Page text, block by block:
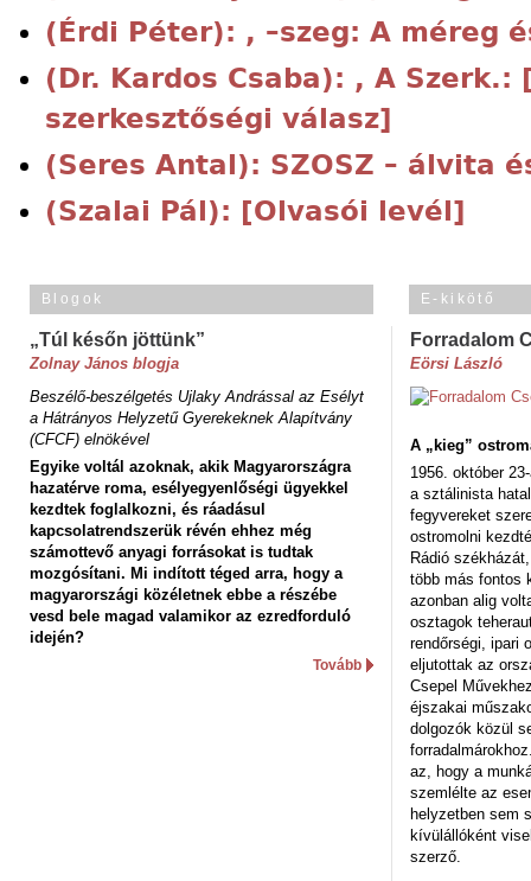
(Érdi Péter): , –szeg: A méreg
(Dr. Kardos Csaba): , A
szerkesztőségi válasz]
(Seres Antal): SZOSZ – álvita
(Szalai Pál): [Olvasói levél]
Blogok
„Túl későn jöttünk”
Zolnay János blogja
Beszélő-beszélgetés Ujlaky Andrással az Esélyt
a Hátrányos Helyzetű Gyerekeknek Alapítvány
(CFCF) elnökével
Egyike voltál azoknak, akik Magyarországra
hazatérve roma, esélyegyenlőségi ügyekkel
kezdtek foglalkozni, és ráadásul
kapcsolatrendszerük révén ehhez még
számottevő anyagi forrásokat is tudtak
mozgósítani. Mi indított téged arra, hogy a
magyarországi közéletnek ebbe a részébe
vesd bele magad valamikor az ezredforduló
idején?
Tovább
E-kikötő
Forradalom
Eörsi László
A „kieg”
1956. október
a sztálinista
fegyvereket
ostromolni
Rádió
több más fontos
azonban alig
osztagok
rendőrségi, ipari
eljutottak az
Csepel
éjszakai
dolgozók közül
az, hogy a
szemlélte az
helyzetben sem
kívülállóként
szerző.